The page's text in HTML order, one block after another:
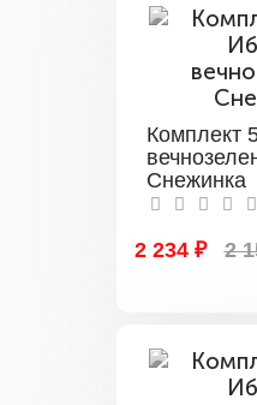
Комплект
Снежинка
2 234 ₽ 2